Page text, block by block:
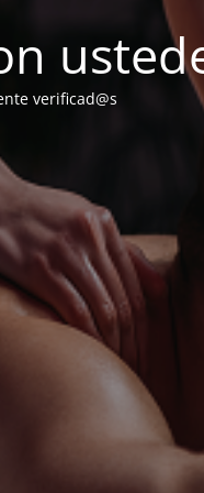
verificad@s